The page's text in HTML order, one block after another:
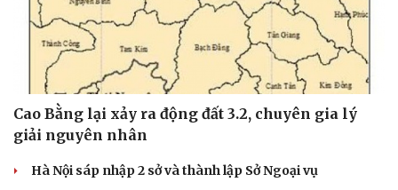
Cao Bằng lại xảy ra động đất 3.2, chuyên gia lý
giải nguyên nhân
Hà Nội sáp nhập 2 sở và thành lập Sở Ngoại vụ